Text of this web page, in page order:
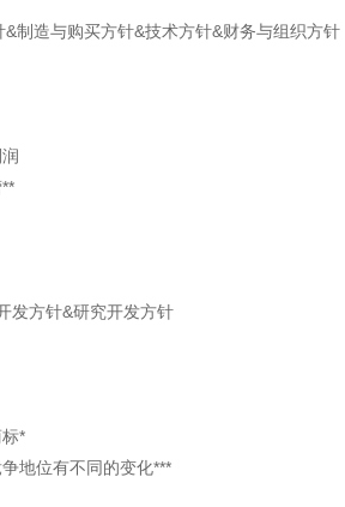
制造与购买方针&技术方针&财务与组织方针
发方针&研究开发方针
*
地位有不同的变化***